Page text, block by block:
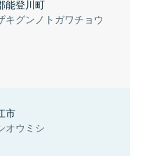
能登川町
キグンノトガワチョウ
市
オウミシ